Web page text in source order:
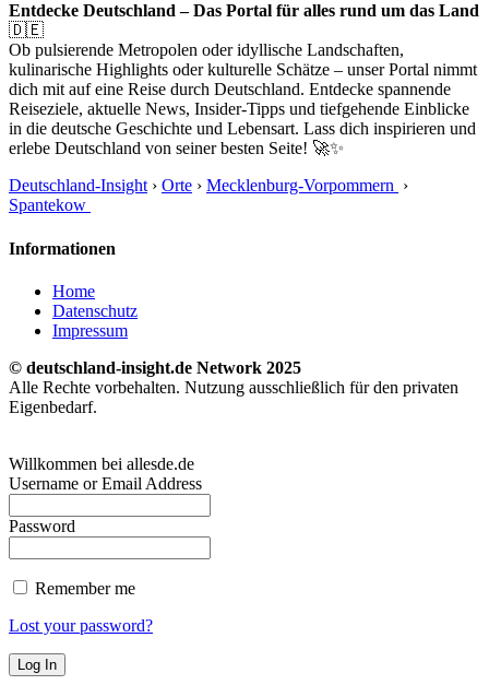
Entdecke Deutschland – Das Portal für alles rund um das Land
🇩🇪
Ob pulsierende Metropolen oder idyllische Landschaften,
kulinarische Highlights oder kulturelle Schätze – unser Portal nimmt
dich mit auf eine Reise durch Deutschland. Entdecke spannende
Reiseziele, aktuelle News, Insider-Tipps und tiefgehende Einblicke
in die deutsche Geschichte und Lebensart. Lass dich inspirieren und
erlebe Deutschland von seiner besten Seite! 🚀✨
Deutschland-Insight › Orte › Mecklenburg-Vorpommern ›
Spantekow
Informationen
Home
Datenschutz
Impressum
© deutschland-insight.de Network 2025
Alle Rechte vorbehalten. Nutzung ausschließlich für den privaten
Eigenbedarf.
Willkommen bei allesde.de
Username or Email Address
Password
Remember me
Lost your password?